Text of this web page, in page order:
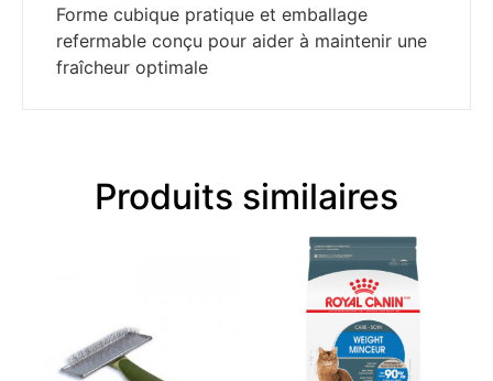
Forme cubique pratique et emballage
refermable conçu pour aider à maintenir une
fraîcheur optimale
Produits similaires